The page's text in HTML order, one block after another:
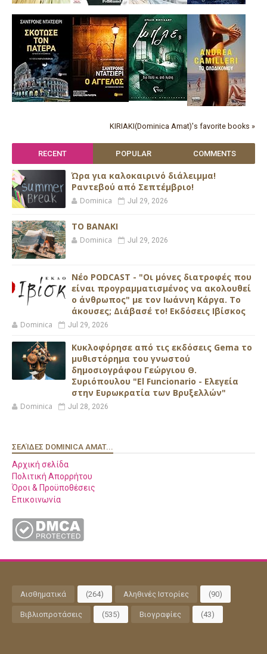
KIRIAKI(Dominica Amat)'s favorite books »
RECENT POPULAR COMMENTS
Ώρα για καλοκαιρινό διάλειμμα!
Ραντεβού από Σεπτέμβριο!
Dominica Jul 29, 2026
ΤΟ ΒΑΝΑΚΙ
Dominica Jul 29, 2026
Νέο PODCAST - "Οι μόνες διατροφές που
είναι προγραμματισμένος να ακολουθεί
ο άνθρωπος" με τον Ιωάννη Κάργα. Το
άκουσες; Διάβασέ το! Εκδόσεις Ιβίσκος
Dominica Jul 29, 2026
Κυκλοφόρησε από τις εκδόσεις Gema το
μυθιστόρημα του γνωστού
δημοσιογράφου Γεώργιου Θ.
Συριόπουλου "El Funcionario - Ελεγεία
στην Ευρωκρατία των Βρυξελλών"
Dominica Jul 28, 2026
ΣΕΛΊΔΕΣ DOMINICA AMAT...
Αρχική σελίδα
Πολιτική Απορρήτου
Όροι & Προϋποθέσεις
Επικοινωνία
Αισθηματικά (264) Αληθινές Ιστορίες (90)
Βιβλιοπροτάσεις (535) Βιογραφίες (43)